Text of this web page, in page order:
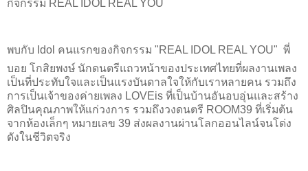
กิจกรรม REAL IDOL REAL YOU
พบกับ Idol คนแรกของกิจกรรม "REAL IDOL REAL YOU" พี่
บอย โกสิยพงษ์ นักดนตรีแถวหน้าของประเทศไทยที่ผลงานเพลง
เป็นที่ประทับใจและเป็นแรงบันดาลใจให้กับเราหลายคน รวมถึง
การเป็นเจ้าของค่ายเพลง LOVEis ที่เป็นบ้านอันอบอุ่นและสร้าง
ศิลปินคุณภาพให้แก่วงการ รวมถึงวงดนตรี ROOM39 ที่เริ่มต้น
จากห้องเล็กๆ หมายเลข 39 ส่งผลงานผ่านโลกออนไลน์จนโด่ง
ดังในชีวิตจริง